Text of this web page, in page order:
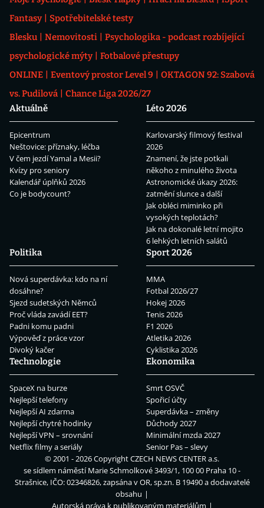
Fantasy
Spotřebitelské testy
Blesku
Nemovitosti
Psychologika - podcast rozbíjející
psychologické mýty
Fotbalové přestupy
ONLINE
Eventový prostor Level 9
OKTAGON 92: Szabová
vs. Pudilová
Chance Liga 2026/27
Aktuálně
Epicentrum
Neštovice: příznaky, léčba
V čem jezdí Yamal a Mesii?
Kvízy pro seniory
Kalendář úplňků 2026
Co je bodycount?
Léto 2026
Karlovarský filmový festival
2026
Znamení, že jste potkali
někoho z minulého života
Astronomické úkazy 2026:
zatmění slunce a další
Jak obléci miminko při
vysokých teplotách?
Jak na dokonalé letní mojito
6 lehkých letních salátů
Politika
Nová superdávka: kdo na ní
dosáhne?
Sjezd sudetských Němců
Proč vláda zavádí EET?
Padni komu padni
Výpověď z práce vzor
Divoký kačer
Sport 2026
MMA
Fotbal 2026/27
Hokej 2026
Tenis 2026
F1 2026
Atletika 2026
Cyklistika 2026
Technologie
SpaceX na burze
Nejlepší telefony
Nejlepší AI zdarma
Nejlepší chytré hodinky
Nejlepší VPN – srovnání
Netflix filmy a seriály
Ekonomika
Smrt OSVČ
Spořicí účty
Superdávka – změny
Důchody 2027
Minimální mzda 2027
Senior Pas – slevy
© 2001 - 2026 CopyrightCZECH NEWS CENTER a.s.
se sídlem náměstí Marie Schmolkové 3493/1, 100 00 Praha 10 -
Strašnice, IČO: 02346826, zapsána v OR, sp.zn. B 19490 a dodavatelé
obsahu
Autorská práva k publikovaným materiálům